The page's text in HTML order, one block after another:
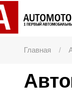
Главная